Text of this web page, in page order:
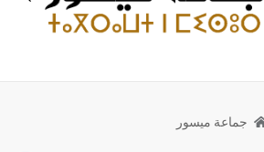
جماعة ميسور